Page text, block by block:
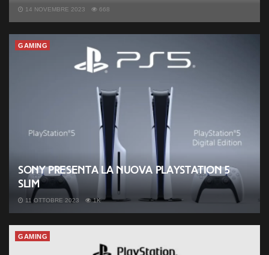
14 NOVEMBRE 2023 668
GAMING
Sony presenta la nuova PlayStation 5
slim
11 OTTOBRE 2023 1K
GAMING